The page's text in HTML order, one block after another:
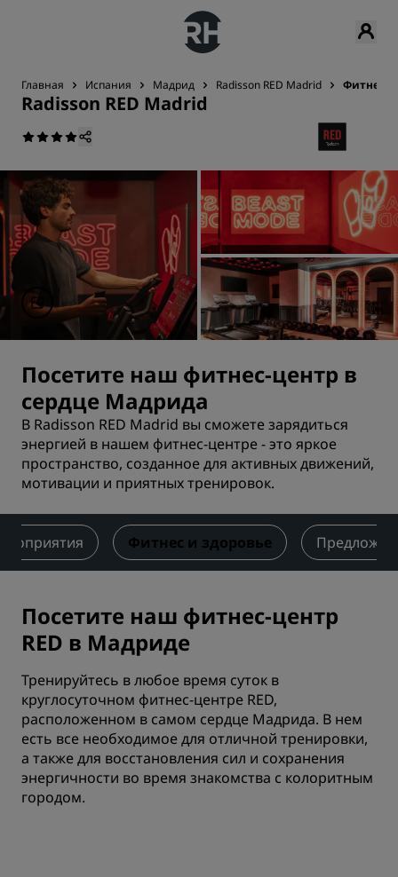
Главная Испания Мадрид Radisson RED Madrid Фитнес и
Radisson RED Madrid
Посетите наш фитнес-центр в
сердце Мадрида
В Radisson RED Madrid вы сможете зарядиться
энергией в нашем фитнес-центре - это яркое
пространство, созданное для активных движений,
мотивации и приятных тренировок.
Фитнес и здоровье
Посетите наш фитнес-центр
RED в Мадриде
Тренируйтесь в любое время суток в
круглосуточном фитнес-центре RED,
расположенном в самом сердце Мадрида. В нем
есть все необходимое для отличной тренировки,
а также для восстановления сил и сохранения
энергичности во время знакомства с колоритным
городом.